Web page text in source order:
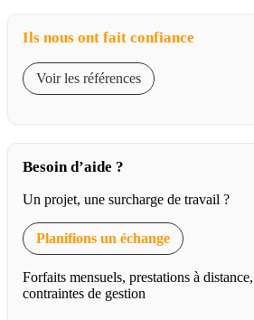
Ils nous ont fait confiance
Voir les références
Besoin d’aide ?
Un projet, une surcharge de travail ?
Planifions un échange
Forfaits mensuels, prestations à
contraintes de gestion